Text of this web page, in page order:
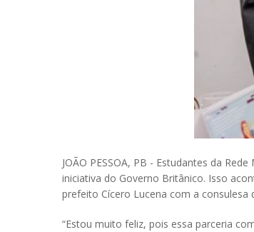
JOÃO PESSOA, PB - Estudantes da
iniciativa do Governo Britânico. Isso
prefeito Cícero Lucena com a consulesa
“Estou muito feliz, pois essa parceria